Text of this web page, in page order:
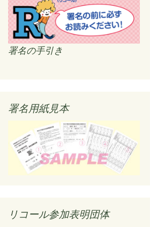
署名の手引き
署名用紙見本
リコール参加表明団体